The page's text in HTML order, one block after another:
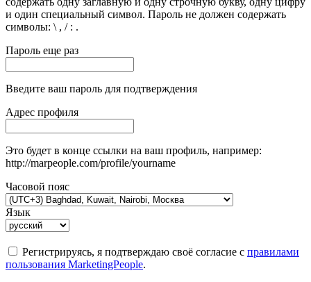
и один специальный символ. Пароль не должен содержать
символы: \ , / : .
Пароль еще раз
Введите ваш пароль для подтверждения
Адрес профиля
Это будет в конце ссылки на ваш профиль, например:
http://marpeople.com/profile/yourname
Часовой пояс
Язык
Регистрируясь, я подтверждаю своё согласие с правилами
пользования MarketingPeople.